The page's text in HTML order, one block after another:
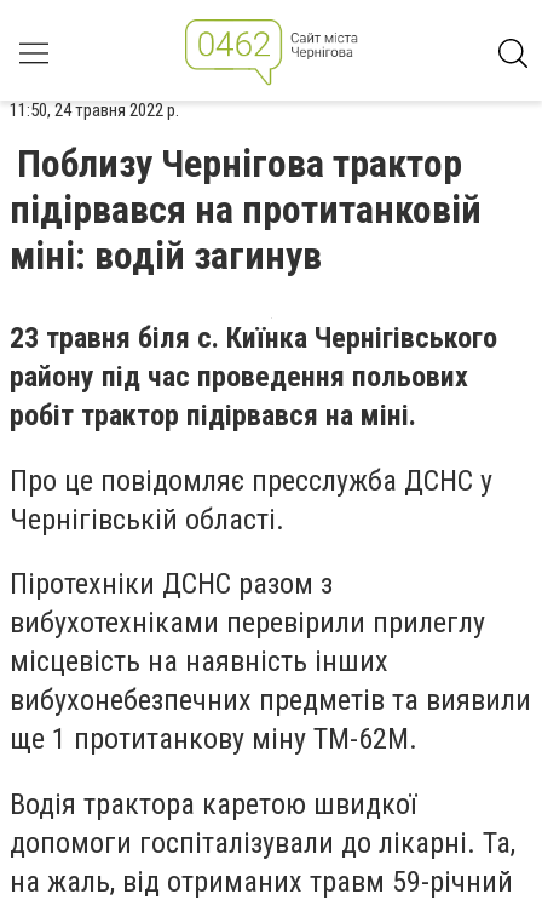
11:50, 24 травня 2022 р.
Поблизу Чернігова трактор
підірвався на протитанковій
міні: водій загинув
23 травня біля с. Киїнка Чернігівського
району під час проведення польових
робіт трактор підірвався на міні.
Про це повідомляє пресслужба ДСНС у
Чернігівській області.
Піротехніки ДСНС разом з
вибухотехніками перевірили прилеглу
місцевість на наявність інших
вибухонебезпечних предметів та виявили
ще 1 протитанкову міну ТМ-62М.
Водія трактора каретою швидкої
допомоги госпіталізували до лікарні. Та,
на жаль, від отриманих травм 59-річний